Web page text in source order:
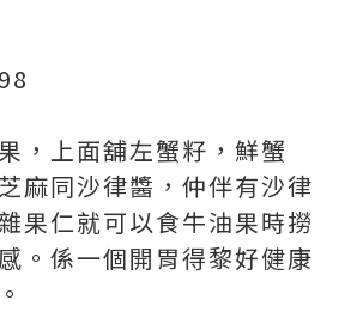
，上面舖左蟹籽，鮮蟹
麻同沙律醬，仲伴有沙律
果仁就可以食牛油果時撈
。係一個開胃得黎好健康